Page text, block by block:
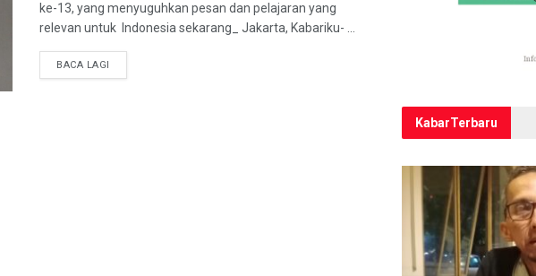
ke-13, yang menyuguhkan pesan dan pelajaran yang
relevan untuk Indonesia sekarang_ Jakarta, Kabariku- ...
BACA LAGI
KabarTerbaru